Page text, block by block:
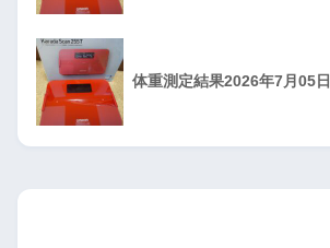
体重測定結果2026年7月05日